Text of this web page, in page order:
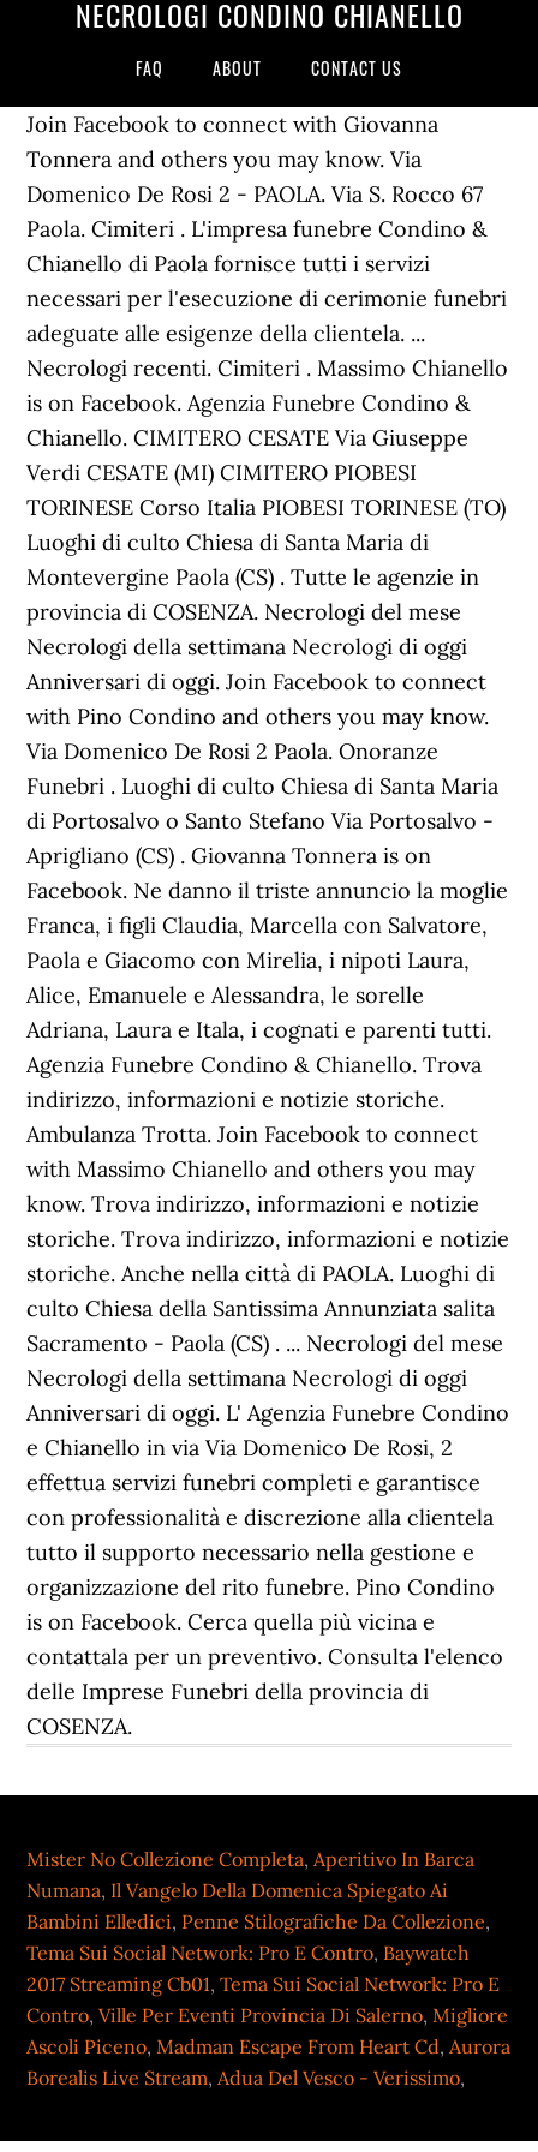
NECROLOGI CONDINO CHIANELLO
FAQ ABOUT CONTACT US
Join Facebook to connect with Giovanna
Tonnera and others you may know. Via
Domenico De Rosi 2 - PAOLA. Via S. Rocco 67
Paola. Cimiteri . L'impresa funebre Condino &
Chianello di Paola fornisce tutti i servizi
necessari per l'esecuzione di cerimonie funebri
adeguate alle esigenze della clientela. ...
Necrologi recenti. Cimiteri . Massimo Chianello
is on Facebook. Agenzia Funebre Condino &
Chianello. CIMITERO CESATE Via Giuseppe
Verdi CESATE (MI) CIMITERO PIOBESI
TORINESE Corso Italia PIOBESI TORINESE (TO)
Luoghi di culto Chiesa di Santa Maria di
Montevergine Paola (CS) . Tutte le agenzie in
provincia di COSENZA. Necrologi del mese
Necrologi della settimana Necrologi di oggi
Anniversari di oggi. Join Facebook to connect
with Pino Condino and others you may know.
Via Domenico De Rosi 2 Paola. Onoranze
Funebri . Luoghi di culto Chiesa di Santa Maria
di Portosalvo o Santo Stefano Via Portosalvo -
Aprigliano (CS) . Giovanna Tonnera is on
Facebook. Ne danno il triste annuncio la moglie
Franca, i figli Claudia, Marcella con Salvatore,
Paola e Giacomo con Mirelia, i nipoti Laura,
Alice, Emanuele e Alessandra, le sorelle
Adriana, Laura e Itala, i cognati e parenti tutti.
Agenzia Funebre Condino & Chianello. Trova
indirizzo, informazioni e notizie storiche.
Ambulanza Trotta. Join Facebook to connect
with Massimo Chianello and others you may
know. Trova indirizzo, informazioni e notizie
storiche. Trova indirizzo, informazioni e notizie
storiche. Anche nella città di PAOLA. Luoghi di
culto Chiesa della Santissima Annunziata salita
Sacramento - Paola (CS) . ... Necrologi del mese
Necrologi della settimana Necrologi di oggi
Anniversari di oggi. L' Agenzia Funebre Condino
e Chianello in via Via Domenico De Rosi, 2
effettua servizi funebri completi e garantisce
con professionalità e discrezione alla clientela
tutto il supporto necessario nella gestione e
organizzazione del rito funebre. Pino Condino
is on Facebook. Cerca quella più vicina e
contattala per un preventivo. Consulta l'elenco
delle Imprese Funebri della provincia di
COSENZA.
Mister No Collezione Completa,Aperitivo In Barca
Numana, Il Vangelo Della Domenica Spiegato Ai
Bambini Elledici, Penne Stilografiche Da Collezione,
Tema Sui Social Network: Pro E Contro, Baywatch
2017 Streaming Cb01,Tema Sui Social Network: Pro E
Contro,Ville Per Eventi Provincia Di Salerno,Migliore
Ascoli Piceno,Madman Escape From Heart Cd,Aurora
Borealis Live Stream,Adua Del Vesco - Verissimo,